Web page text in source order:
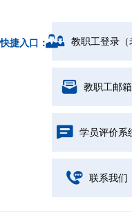
快捷入口： 教职工登录（
教职工邮箱
学员评价系
联系我们